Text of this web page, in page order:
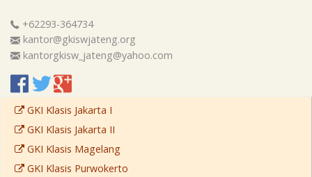
+62293-364734
kantor@gkiswjateng.org
kantorgkisw_jateng@yahoo.com
GKI Klasis Jakarta I
GKI Klasis Jakarta II
GKI Klasis Magelang
GKI Klasis Purwokerto